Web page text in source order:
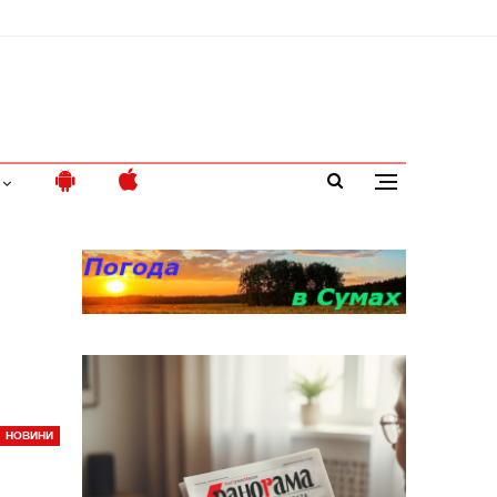
НОВИНИ